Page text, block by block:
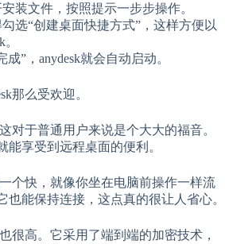
装文件，按照提示一步步操作。
选“创建桌面快捷方式”，这样方便以
”，anydesk就会自动启动。
那么受欢迎。
对于普通用户来说是个大大的福音。
能享受到远程桌面的便利。
个快，就像你坐在电脑前操作一样流
也能保持连接，这点真的很让人省心。
很高。它采用了端到端的加密技术，